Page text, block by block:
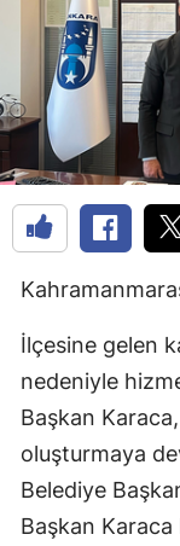
İlçesine gelen
nedeniyle
Başkan
oluşturmaya
Belediye
Başkan